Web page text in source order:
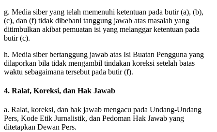
g. Media siber yang telah memenuhi ketentuan pada butir (a), (b),
(c), dan (f) tidak dibebani tanggung jawab atas masalah yang
ditimbulkan akibat pemuatan isi yang melanggar ketentuan pada
butir (c).
h. Media siber bertanggung jawab atas Isi Buatan Pengguna yang
dilaporkan bila tidak mengambil tindakan koreksi setelah batas
waktu sebagaimana tersebut pada butir (f).
4. Ralat, Koreksi, dan Hak Jawab
a. Ralat, koreksi, dan hak jawab mengacu pada Undang-Undang
Pers, Kode Etik Jurnalistik, dan Pedoman Hak Jawab yang
ditetapkan Dewan Pers.